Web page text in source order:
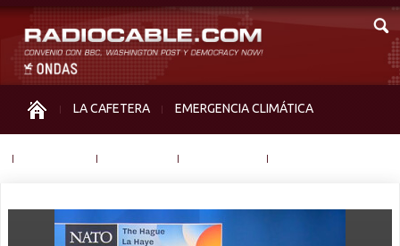
LA CAFETERA EMERGENCIA CLIMÁTICA